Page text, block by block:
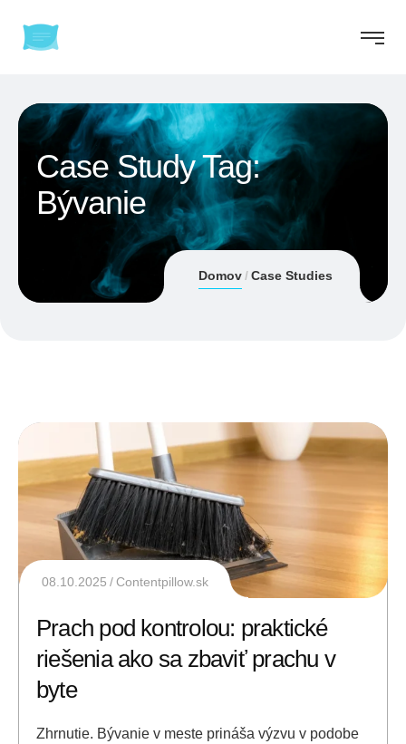
Case Study Tag:
Bývanie
Domov Case Studies
08.10.2025 Contentpillow.sk
Prach pod kontrolou: praktické
riešenia ako sa zbaviť prachu v
byte
Zhrnutie. Bývanie v meste prináša výzvu v podobe